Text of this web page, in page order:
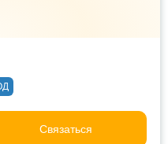
Связаться